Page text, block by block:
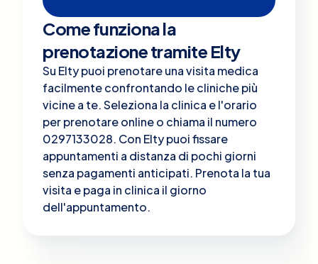
Come funziona la
prenotazione tramite Elty
Su Elty puoi prenotare una visita medica
facilmente confrontando le cliniche più
vicine a te. Seleziona la clinica e l'orario
per prenotare online o chiama il numero
0297133028. Con Elty puoi fissare
appuntamenti a distanza di pochi giorni
senza pagamenti anticipati. Prenota la tua
visita e paga in clinica il giorno
dell'appuntamento.